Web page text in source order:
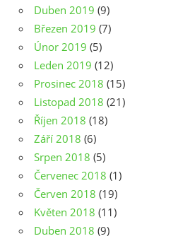
Duben 2019 (9)
Březen 2019 (7)
Únor 2019 (5)
Leden 2019 (12)
Prosinec 2018 (15)
Listopad 2018 (21)
Říjen 2018 (18)
Září 2018 (6)
Srpen 2018 (5)
Červenec 2018 (1)
Červen 2018 (19)
Květen 2018 (11)
Duben 2018 (9)